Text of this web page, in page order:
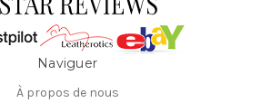
Naviguer
À propos de nous